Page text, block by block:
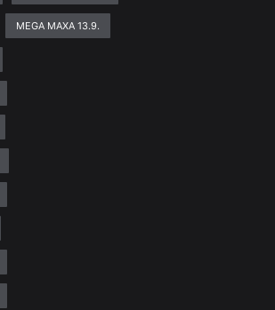
MEGA MAXA 13.9.